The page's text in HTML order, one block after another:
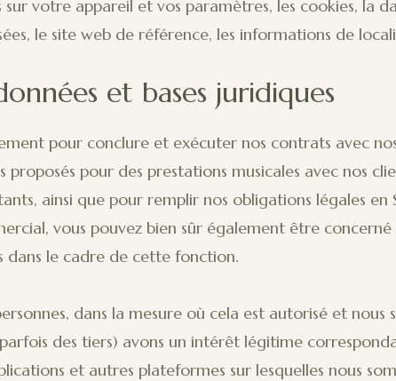
votre appareil et vos paramètres, les cookies, la
le site web de référence, les informations de
et bases juridiques
pour conclure et exécuter nos contrats avec
pour des prestations musicales avec nos
ainsi que pour remplir nos obligations légales en
vous pouvez bien sûr également être concerné
dans le cadre de cette fonction.
dans la mesure où cela est autorisé et nous
des tiers) avons un intérêt légitime
et autres plateformes sur lesquelles nous